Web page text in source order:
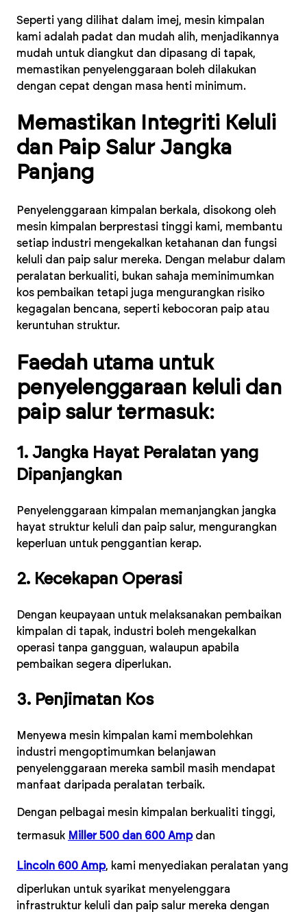
Seperti yang dilihat dalam imej, mesin kimpalan
kami adalah padat dan mudah alih, menjadikannya
mudah untuk diangkut dan dipasang di tapak,
memastikan penyelenggaraan boleh dilakukan
dengan cepat dengan masa henti minimum.
Memastikan Integriti Keluli
dan Paip Salur Jangka
Panjang
Penyelenggaraan kimpalan berkala, disokong oleh
mesin kimpalan berprestasi tinggi kami, membantu
setiap industri mengekalkan ketahanan dan fungsi
keluli dan paip salur mereka. Dengan melabur dalam
peralatan berkualiti, bukan sahaja meminimumkan
kos pembaikan tetapi juga mengurangkan risiko
kegagalan bencana, seperti kebocoran paip atau
keruntuhan struktur.
Faedah utama untuk
penyelenggaraan keluli dan
paip salur termasuk:
1. Jangka Hayat Peralatan yang
Dipanjangkan
Penyelenggaraan kimpalan memanjangkan jangka
hayat struktur keluli dan paip salur, mengurangkan
keperluan untuk penggantian kerap.
2. Kecekapan Operasi
Dengan keupayaan untuk melaksanakan pembaikan
kimpalan di tapak, industri boleh mengekalkan
operasi tanpa gangguan, walaupun apabila
pembaikan segera diperlukan.
3. Penjimatan Kos
Menyewa mesin kimpalan kami membolehkan
industri mengoptimumkan belanjawan
penyelenggaraan mereka sambil masih mendapat
manfaat daripada peralatan terbaik.
Dengan pelbagai mesin kimpalan berkualiti tinggi,
termasuk Miller 500 dan 600 Ampdan
Lincoln 600 Amp, kami menyediakan peralatan yang
diperlukan untuk syarikat menyelenggara
infrastruktur keluli dan paip salur mereka dengan